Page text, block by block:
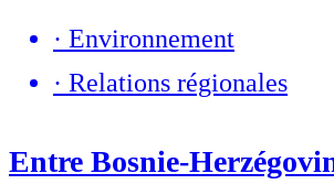
· Environnement
· Relations régionales
Entre Bosnie-